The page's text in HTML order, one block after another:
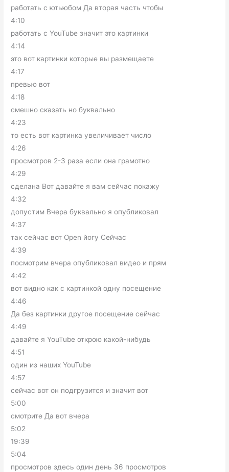
работать с ютьюбом Да вторая часть чтобы
4:10
работать с YouTube значит это картинки
4:14
это вот картинки которые вы размещаете
4:17
превью вот
4:18
смешно сказать но буквально
4:23
то есть вот картинка увеличивает число
4:26
просмотров 2-3 раза если она грамотно
4:29
сделана Вот давайте я вам сейчас покажу
4:32
допустим Вчера буквально я опубликовал
4:37
так сейчас вот Open йогу Сейчас
4:39
посмотрим вчера опубликовал видео и прям
4:42
вот видно как с картинкой одну посещение
4:46
Да без картинки другое посещение сейчас
4:49
давайте я YouTube открою какой-нибудь
4:51
один из наших YouTube
4:57
сейчас вот он подгрузится и значит вот
5:00
смотрите Да вот вчера
5:02
19:39
5:04
просмотров здесь один день 36 просмотров